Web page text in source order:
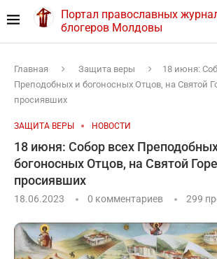
Портал православных
блогеров Молдовы
Главная Защита веры
18 июня:
Преподобных и богоносных Отцов, на Святой
просиявших
ЗАЩИТА ВЕРЫ НОВОСТИ
18 июня: Собор всех
богоносных Отцов, на Святой
просиявших
18.06.2023 0 комментариев 299